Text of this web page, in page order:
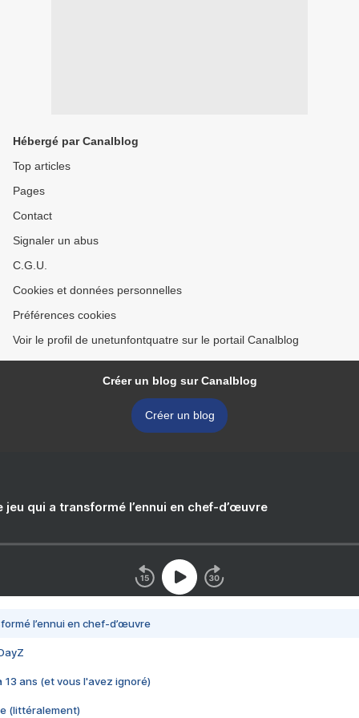
Hébergé par Canalblog
Top articles
Pages
Contact
Signaler un abus
C.G.U.
Cookies et données personnelles
Préférences cookies
Voir le profil de unetunfontquatre sur le portail Canalblog
Créer un blog sur Canalblog
Créer un blog
jeu qui a transformé l’ennui en chef-d’œuvre
l’ennui en chef-d’œuvre
13 ans (et vous l'avez ignoré)
(littéralement)